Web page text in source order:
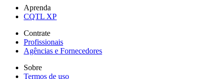
Aprenda
CQTL XP
Contrate
Profissionais
Agências e Fornecedores
Sobre
Termos de uso